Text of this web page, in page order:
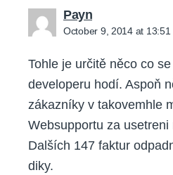
Paynsays:
October 9, 2014 at 13:51
Tohle je určitě něco co
developeru hodí. Aspoň
zákazníky v takovemhle
Websupportu za
Dalších 147 faktur
diky.